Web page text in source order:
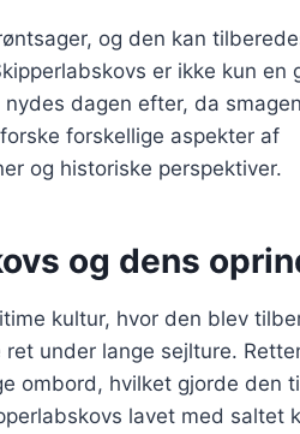
og den kan
er ikke kun en
dagen efter, da
forskellige aspekter af
og historiske perspektiver.
og dens
kultur, hvor den blev
under lange sejlture.
ombord, hvilket gjorde den
lavet med saltet